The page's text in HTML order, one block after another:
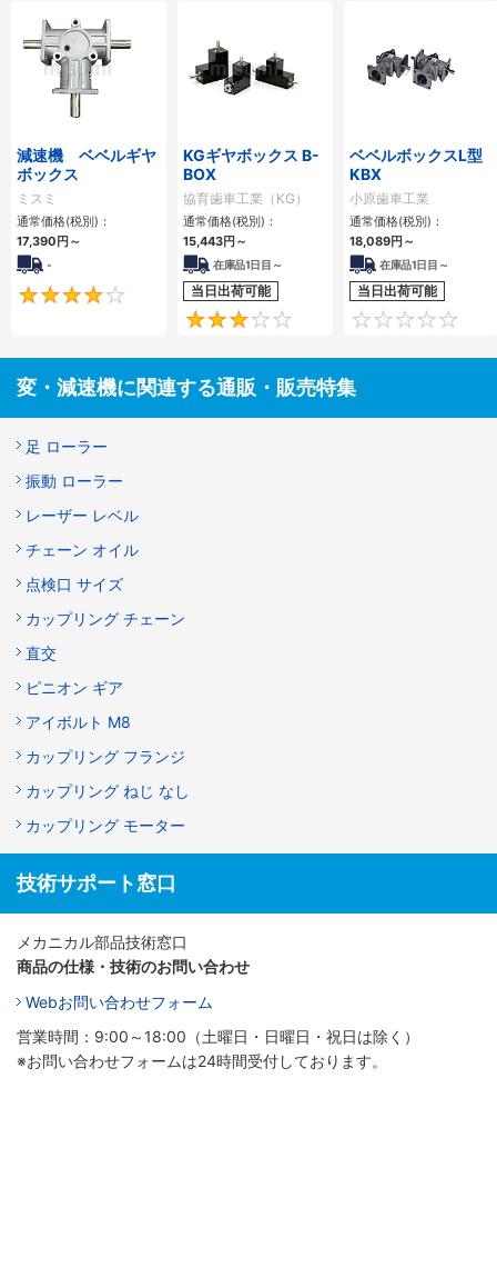
減速機 ベベルギヤ
ボックス
ミスミ
通常価格(税別)：
17,390円～
-
4
KGギヤボックス B-
BOX
協育歯車工業（KG）
通常価格(税別)：
15,443円～
在庫品1日目～
当日出荷可能
3
ベベルボックスL型
KBX
小原歯車工業
通常価格(税別)：
18,089円～
在庫品1日目～
当日出荷可能
変・減速機に関連する通販・販売特集
足 ローラー
振動 ローラー
レーザー レベル
チェーン オイル
点検口 サイズ
カップリング チェーン
直交
ピニオン ギア
アイボルト M8
カップリング フランジ
カップリング ねじ なし
カップリング モーター
技術サポート窓口
メカニカル部品技術窓口
商品の仕様・技術のお問い合わせ
Webお問い合わせフォーム
営業時間：9:00～18:00（土曜日・日曜日・祝日は除く）
※お問い合わせフォームは24時間受付しております。